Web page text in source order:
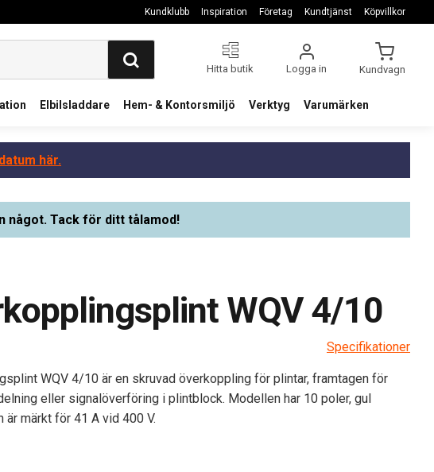
Kundklubb Inspiration Företag Kundtjänst Köpvillkor
Hitta butik Logga in Kundvagn
Elbilsladdare Hem- & Kontorsmiljö Verktyg Varumärken
datum här.
något. Tack för ditt tålamod!
WQV 4/10
Specifikationer
WQV 4/10 är en skruvad överkoppling för plintar, framtagen för
eller signalöverföring i plintblock. Modellen har 10 poler, gul
är märkt för 41 A vid 400 V.